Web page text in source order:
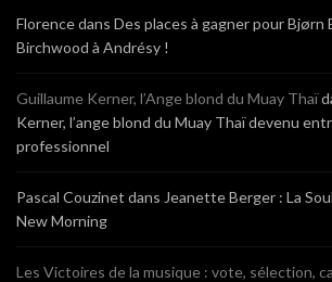
Florencedans Des places à gagner pour Bjørn
Birchwood à Andrésy !
Guillaume Kerner, l’Ange blond du Muay Thaï
Kerner, l’ange blond du Muay Thaï devenu
professionnel
Pascal Couzinet dans Jeanette Berger : La
New Morning
Les Victoires de la musique : vote, sélection,